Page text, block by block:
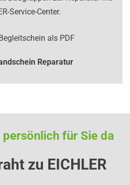
Service-Center.
als PDF
Reparatur
für Sie da
zu EICHLER